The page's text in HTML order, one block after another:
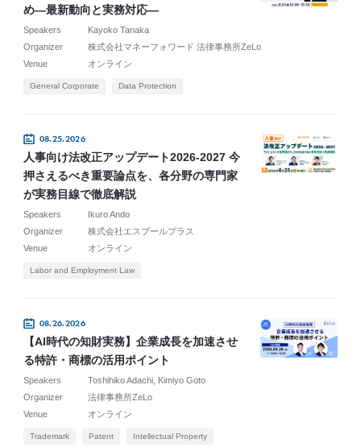
め―最新動向と実務対応―
Speakers
Kayoko Tanaka
Organizer
株式会社マネーフォワード 法律事務所ZeLo
Venue
オンライン
General Corporate Data Protection
08.25.2026
人事向け法改正アップデート2026-2027 今
押さえるべき重要論点を、各分野の専門家
が実務目線で徹底解説
Speakers
Ikuro Ando
Organizer
株式会社エスプールプラス
Venue
オンライン
Labor and Employment Law
08.26.2026
【AI時代の知財実務】企業成長を加速させ
る特許・商標の活用ポイント
Speakers Toshihiko Adachi
Kimiyo Goto
Organizer
法律事務所ZeLo
Venue
オンライン
Trademark Patent Intellectual Property